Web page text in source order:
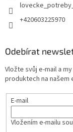
+420603225970
Odebírat
Vložte svůj e-mail a
produktech na našem
E-mail
Vložením e-mailu